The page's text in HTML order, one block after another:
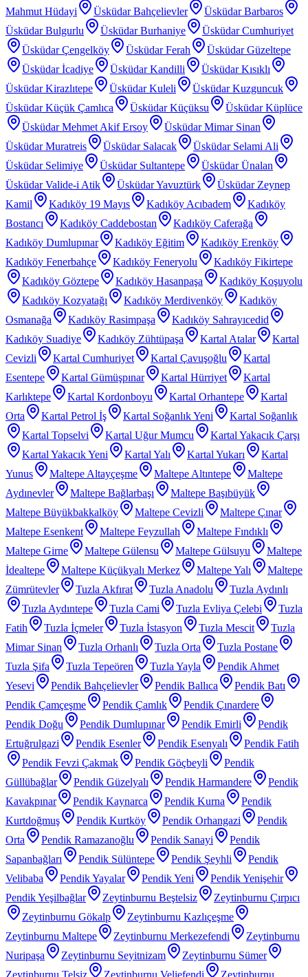
Mahmut Hüdayi Üsküdar Bahçelievler
Üsküdar Barbaros
Üsküdar Bulgurlu
Üsküdar Burhaniye
Üsküdar Cumhuriyet
Üsküdar Çengelköy
Üsküdar Ferah
Üsküdar Güzeltepe
Üsküdar İcadiye
Üsküdar Kandilli
Üsküdar Kısıklı
Üsküdar Kirazlıtepe
Üsküdar Kuleli
Üsküdar Kuzguncuk
Üsküdar Küçük Çamlıca
Üsküdar Küçüksu
Üsküdar Küplüce
Üsküdar Mehmet Akif Ersoy
Üsküdar Mimar Sinan
Üsküdar Muratreis
Üsküdar Salacak
Üsküdar Selami Ali
Üsküdar Selimiye
Üsküdar Sultantepe
Üsküdar Ünalan
Üsküdar Valide-i Atik
Üsküdar Yavuztürk
Üsküdar Zeynep
Kamil
Kadıköy 19 Mayıs Kadıköy Acıbadem
Kadıköy
Bostancı
Kadıköy Caddebostan
Kadıköy Caferağa
Kadıköy Dumlupınar
Kadıköy Eğitim
Kadıköy Erenköy
Kadıköy Fenerbahçe
Kadıköy Feneryolu
Kadıköy Fikirtepe
Kadıköy Göztepe
Kadıköy Hasanpaşa
Kadıköy Koşuyolu
Kadıköy Kozyatağı
Kadıköy Merdivenköy
Kadıköy
Osmanağa
Kadıköy Rasimpaşa
Kadıköy Sahrayıcedid
Kadıköy Suadiye
Kadıköy Zühtüpaşa Kartal Atalar
Kartal
Cevizli
Kartal Cumhuriyet Kartal Çavuşoğlu
Kartal
Esentepe
Kartal Gümüşpınar Kartal Hürriyet
Kartal
Karlıktepe
Kartal Kordonboyu Kartal Orhantepe
Kartal
Orta
Kartal Petrol İş Kartal Soğanlık Yeni
Kartal Soğanlık
Kartal Topselvi
Kartal Uğur Mumcu
Kartal Yakacık Çarşı
Kartal Yakacık Yeni
Kartal Yalı Kartal Yukarı
Kartal
Yunus
Maltepe Altayçeşme Maltepe Altıntepe
Maltepe
Aydınevler
Maltepe Bağlarbaşı
Maltepe Başıbüyük
Maltepe Büyükbakkalköy
Maltepe Cevizli
Maltepe Çınar
Maltepe Esenkent
Maltepe Feyzullah
Maltepe Fındıklı
Maltepe Girne
Maltepe Gülensu Maltepe Gülsuyu
Maltepe
İdealtepe
Maltepe Küçükyalı Merkez Maltepe Yalı
Maltepe
Zümrütevler
Tuzla Akfırat Tuzla Anadolu
Tuzla Aydınlı
Tuzla Aydıntepe
Tuzla Cami Tuzla Evliya Çelebi
Tuzla
Fatih
Tuzla İçmeler Tuzla İstasyon Tuzla Mescit
Tuzla
Mimar Sinan
Tuzla Orhanlı Tuzla Orta
Tuzla Postane
Tuzla Şifa
Tuzla Tepeören Tuzla Yayla
Pendik Ahmet
Yesevi
Pendik Bahçelievler Pendik Ballıca
Pendik Batı
Pendik Çamçeşme
Pendik Çamlık
Pendik Çınardere
Pendik Doğu
Pendik Dumlupınar Pendik Emirli
Pendik
Ertuğrulgazi
Pendik Esenler Pendik Esenyalı
Pendik Fatih
Pendik Fevzi Çakmak
Pendik Göçbeyli
Pendik
Güllübağlar
Pendik Güzelyalı Pendik Harmandere
Pendik
Kavakpınar
Pendik Kaynarca Pendik Kurna
Pendik
Kurtdoğmuş
Pendik Kurtköy Pendik Orhangazi
Pendik
Orta
Pendik Ramazanoğlu Pendik Sanayi
Pendik
Sapanbağları
Pendik Sülüntepe Pendik Şeyhli
Pendik
Velibaba
Pendik Yayalar Pendik Yeni
Pendik Yenişehir
Pendik Yeşilbağlar
Zeytinburnu Beştelsiz
Zeytinburnu Çırpıcı
Zeytinburnu Gökalp
Zeytinburnu Kazlıçeşme
Zeytinburnu Maltepe
Zeytinburnu Merkezefendi
Zeytinburnu
Nuripaşa
Zeytinburnu Seyitnizam
Zeytinburnu Sümer